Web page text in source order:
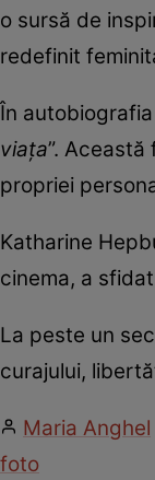
o sursă de
redefinit
În
viața”.
propriei
Katharine
cinema, a
La peste un
curajului,
Maria Anghel
foto